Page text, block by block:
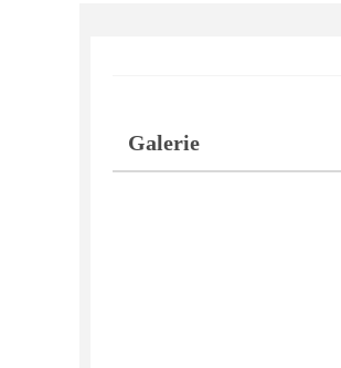
Galerie